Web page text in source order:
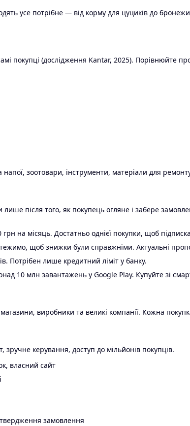
усе потрібне — від корму для цуциків до
покупці (дослідження Kantar, 2025). Порівнюйте
зоотовари, інструменти, матеріали для
після того, як покупець огляне і забере
на місяць. Достатньо однієї покупки, щоб
щоб знижки були справжніми. Актуальні
Потрібен лише кредитний ліміт у банку.
10 млн завантажень у Google Play. Купуйте зі
виробники та великі компанії. Кожна
керування, доступ до мільйонів покупців.
власний сайт
замовлення